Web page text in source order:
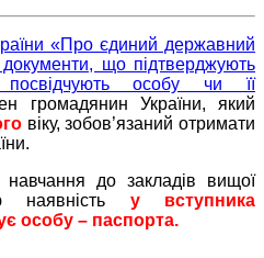
«Про єдиний державний
що підтверджують
посвідчують особу чи її
громадянин України, який
віку, зобов’язаний отримати
до закладів вищої
наявність у вступника
особу – паспорта.